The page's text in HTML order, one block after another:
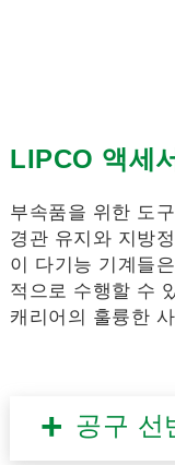
LIPCO 액세
부속품을 위한 도
경관 유지와 지방
이 다기능 기계들
적으로 수행할 수
캐리어의 훌륭한
공구 선